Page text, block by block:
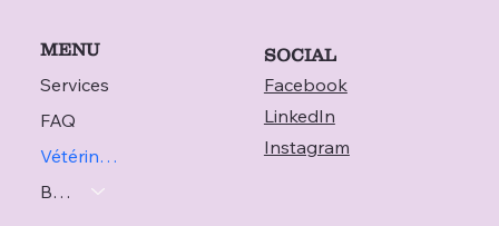
MENU
Services
FAQ
Vétérinaire
Blog
SOCIAL
Facebook
LinkedIn
Instagram